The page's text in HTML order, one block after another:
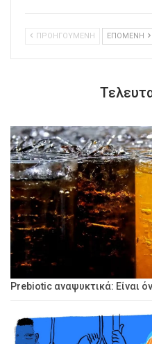
ΠΡΟΗΓΟΥΜΕΝΗ ΕΠΟΜΕΝΗ
Prebiotic αναψυκτικά: Είναι